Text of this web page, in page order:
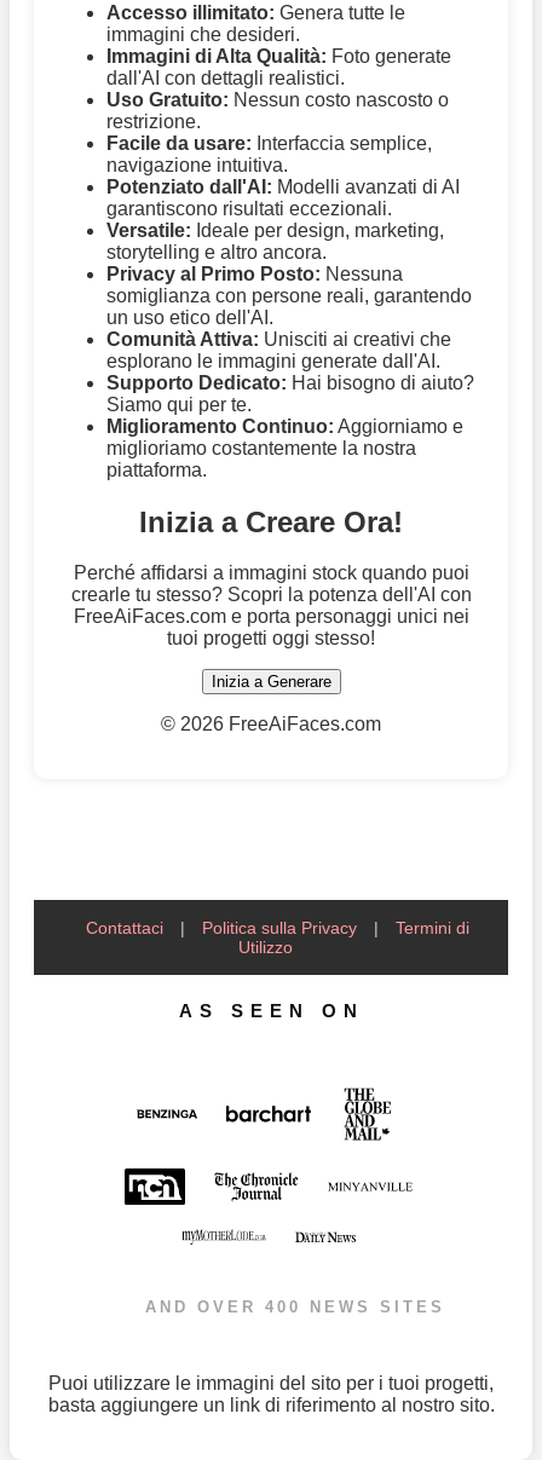
Accesso illimitato: Genera tutte le
immagini che desideri.
Immagini di Alta Qualità: Foto generate
dall'AI con dettagli realistici.
Uso Gratuito: Nessun costo nascosto o
restrizione.
Facile da usare: Interfaccia semplice,
navigazione intuitiva.
Potenziato dall'AI: Modelli avanzati di AI
garantiscono risultati eccezionali.
Versatile: Ideale per design, marketing,
storytelling e altro ancora.
Privacy al Primo Posto: Nessuna
somiglianza con persone reali, garantendo
un uso etico dell'AI.
Comunità Attiva: Unisciti ai creativi che
esplorano le immagini generate dall'AI.
Supporto Dedicato: Hai bisogno di aiuto?
Siamo qui per te.
Miglioramento Continuo: Aggiorniamo e
miglioriamo costantemente la nostra
piattaforma.
Inizia a Creare Ora!
Perché affidarsi a immagini stock quando puoi
crearle tu stesso? Scopri la potenza dell'AI con
FreeAiFaces.com e porta personaggi unici nei
tuoi progetti oggi stesso!
Inizia a Generare
© 2026 FreeAiFaces.com
Contattaci | Politica sulla Privacy |
Termini di
Utilizzo
AS SEEN ON
AND OVER 400 NEWS SITES
Puoi utilizzare le immagini del sito per i tuoi progetti,
basta aggiungere un link di riferimento al nostro sito.